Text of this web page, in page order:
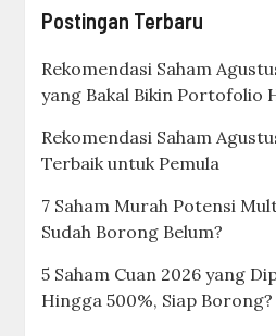
Postingan Terbaru
Rekomendasi Saham
yang Bakal Bikin Portofolio
Rekomendasi Saham
Terbaik untuk Pemula
7 Saham Murah Potensi
Sudah Borong Belum?
5 Saham Cuan 2026 yang
Hingga 500%, Siap Borong?